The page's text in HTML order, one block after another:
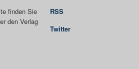
finden Sie
den Verlag
RSS
Twitter